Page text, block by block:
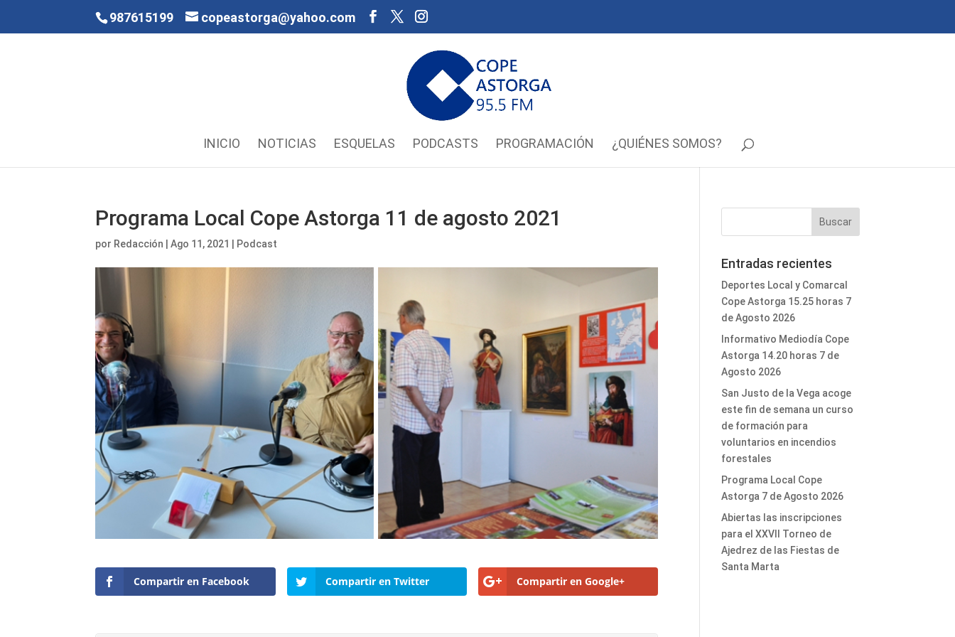
987615199 copeastorga@yahoo.com
INICIO NOTICIAS ESQUELAS PODCASTS PROGRAMACIÓN ¿QUIÉNES SOMOS?
Programa Local Cope Astorga 11 de agosto 2021
por Redacción |Ago 11, 2021 Podcast
Compartir en Facebook Compartir en Twitter Compartir en Google+
Entradas recientes
Deportes Local y Comarcal
Cope Astorga 15.25 horas 7
de Agosto 2026
Informativo Mediodía Cope
Astorga 14.20 horas 7 de
Agosto 2026
San Justo de la Vega acoge
este fin de semana un curso
de formación para
voluntarios en incendios
forestales
Programa Local Cope
Astorga 7 de Agosto 2026
Abiertas las inscripciones
para el XXVII Torneo de
Ajedrez de las Fiestas de
Santa Marta